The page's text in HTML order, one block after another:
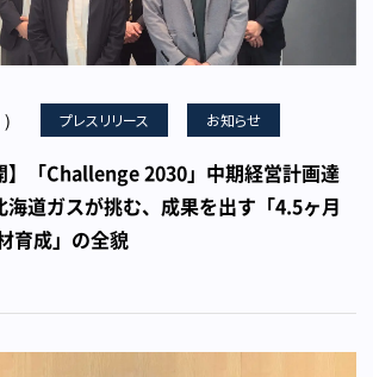
プレスリリース お知らせ
】「Challenge 2030」中期経営計画達
海道ガスが挑む、成果を出す「4.5ヶ月
育成」の全貌